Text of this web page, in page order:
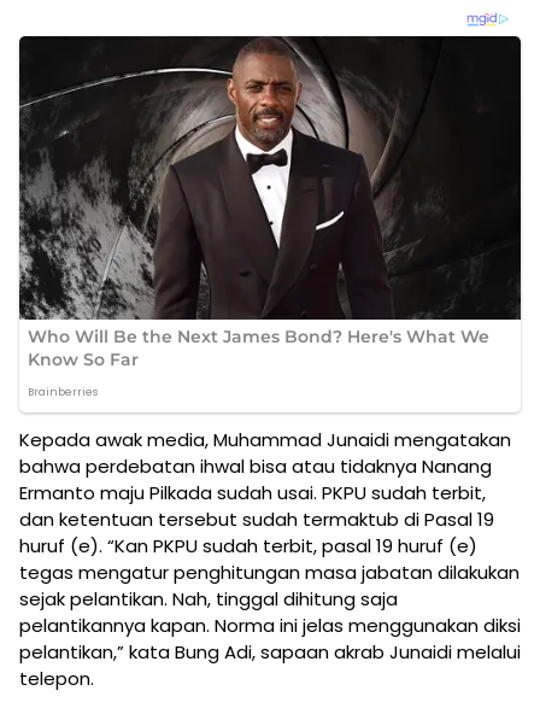
Kepada awak media, Muhammad Junaidi mengatakan
bahwa perdebatan ihwal bisa atau tidaknya Nanang
Ermanto maju Pilkada sudah usai. PKPU sudah terbit,
dan ketentuan tersebut sudah termaktub di Pasal 19
huruf (e). “Kan PKPU sudah terbit, pasal 19 huruf (e)
tegas mengatur penghitungan masa jabatan dilakukan
sejak pelantikan. Nah, tinggal dihitung saja
pelantikannya kapan. Norma ini jelas menggunakan diksi
pelantikan,” kata Bung Adi, sapaan akrab Junaidi melalui
telepon.